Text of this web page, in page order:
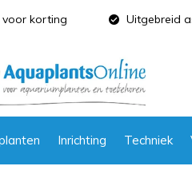
Inrichting Techniek
voor korting Uitgebreid